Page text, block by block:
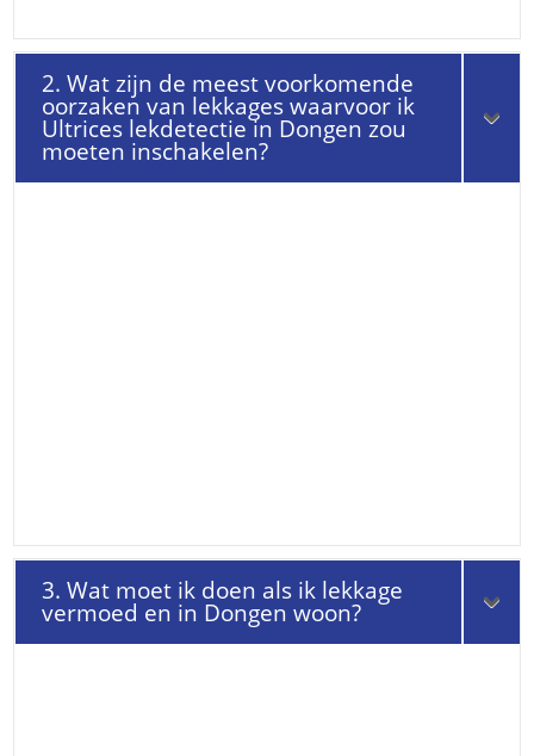
2. Wat zijn de meest voorkomende
oorzaken van lekkages waarvoor ik
Ultrices lekdetectie in Dongen zou
moeten inschakelen?
3. Wat moet ik doen als ik lekkage
vermoed en in Dongen woon?